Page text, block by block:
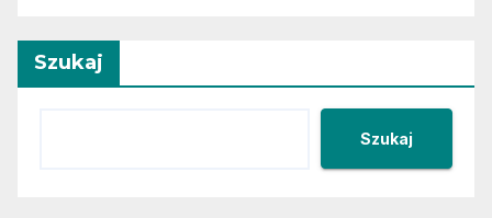
Szukaj
Szukaj